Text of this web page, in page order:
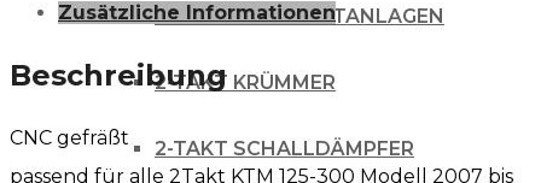
2-TAKT KOMPLETTANLAGEN
2-TAKT KRÜMMER
2-TAKT SCHALLDÄMPFER
300
Menge
Zusätzliche Informationen
Beschreibung
CNC gefräßt
passend für alle 2Takt KTM 125-300 Modell 2007 bis